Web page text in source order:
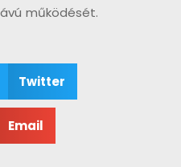
működését.
Twitter
Email